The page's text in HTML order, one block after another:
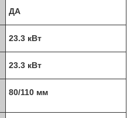
ДА
23.3 кВт
23.3 кВт
80/110 мм